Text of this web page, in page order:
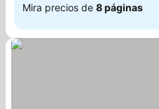
Mira precios de 8 páginas